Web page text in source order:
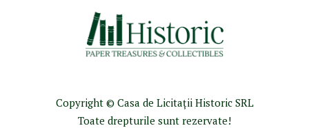
Copyright © Casa de Licitaţii Historic SRL
Toate drepturile sunt rezervate!